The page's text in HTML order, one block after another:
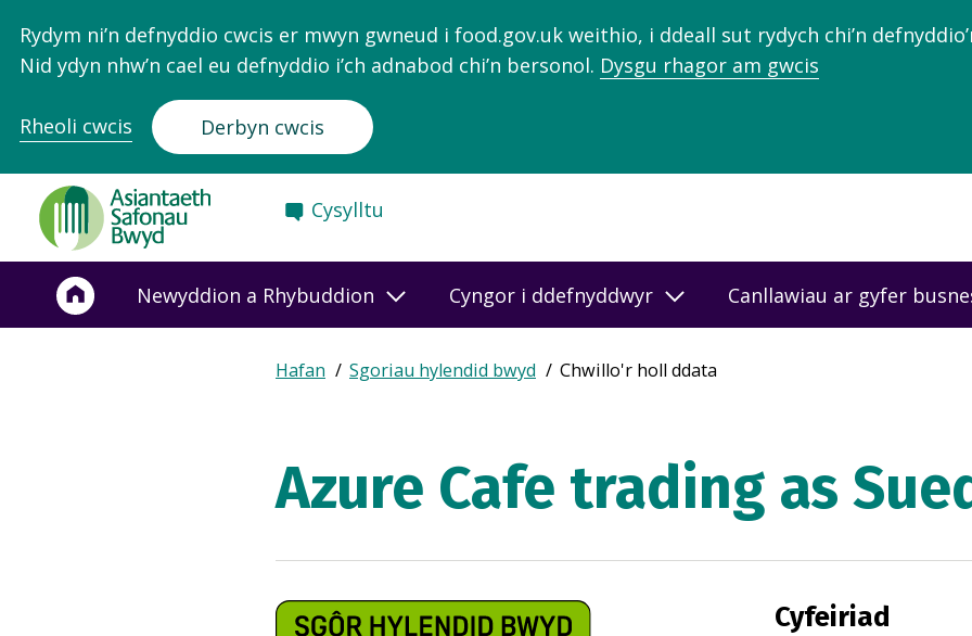
Rydym ni’n defnyddio cwcis er mwyn gwneud i food.gov.uk weithio, i ddeall sut rydych chi’n
Nid ydyn nhw’n cael eu defnyddio i’ch adnabod chi’n bersonol. Dysgu rhagor am gwcis
Rheoli cwcis Derbyn cwcis
Food
Standards
Agency
Frontpage
Cysylltu
Newyddion a Rhybuddion Cyngor i ddefnyddwyr Canllawiau ar gyfer
Breadcrumb
Expand
breadcrumb
Hafan Sgoriau hylendid bwyd Chwillo'r holl ddata
Azure Cafe trading as
Cyfeiriad